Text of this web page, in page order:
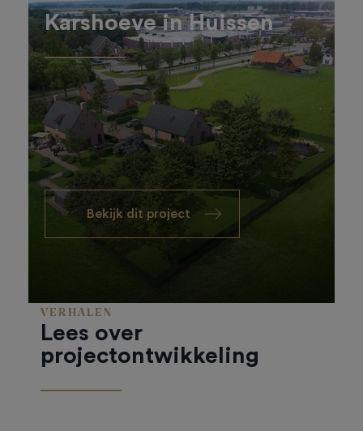
Karshoeve in Huissen
Bekijk dit project
VERHALEN
Lees over
projectontwikkeling